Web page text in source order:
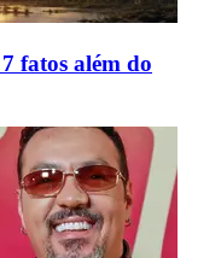
fatos além do